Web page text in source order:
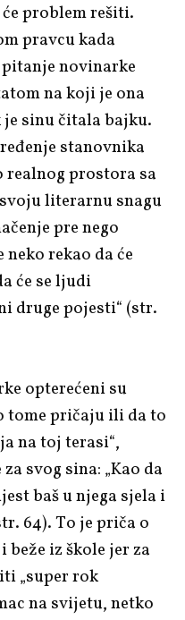
problem rešiti.
pravcu kada
novinarke
na koji je ona
sinu čitala bajku.
stanovnika
realnog prostora sa
literarnu snagu
pre nego
neko rekao da će
će se ljudi
druge pojesti“ (str.
opterećeni su
tome pričaju ili da to
na toj terasi“,
svog sina: „Kao da
baš u njega sjela i
64). To je priča o
iz škole jer za
„super rok
na svijetu, netko